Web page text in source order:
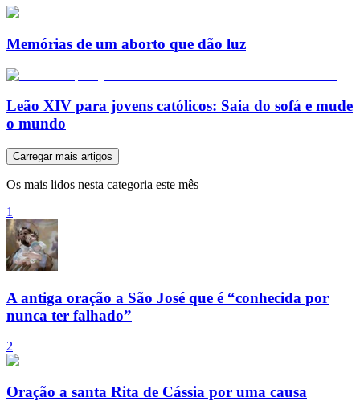
Memórias de um aborto que dão luz
Leão XIV para jovens católicos: Saia do sofá e mude
o mundo
Carregar mais artigos
Os mais lidos nesta categoria este mês
1
A antiga oração a São José que é “conhecida por
nunca ter falhado”
2
Oração a santa Rita de Cássia por uma causa